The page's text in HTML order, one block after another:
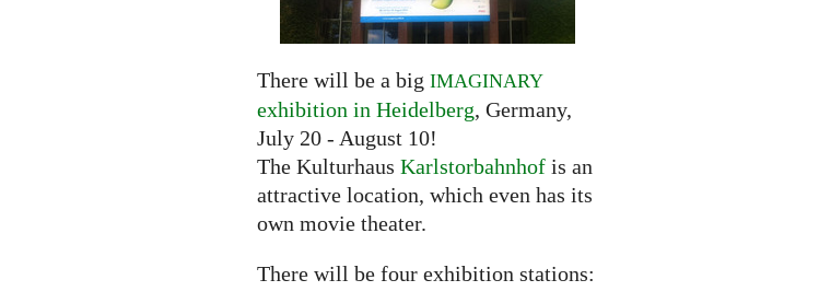
There will be a big IMAGINARY
exhibition in Heidelberg, Germany,
July 20 - August 10!
The Kulturhaus Karlstorbahnhofis an
attractive location, which even has its
own movie theater.
There will be four exhibition stations: